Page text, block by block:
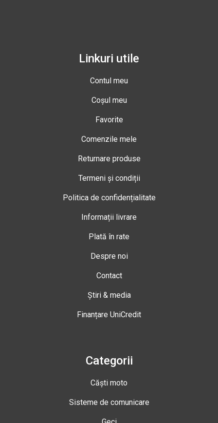
Linkuri utile
Contul meu
Coșul meu
Favorite
Comenzile mele
Returnare produse
Termeni și condiții
Politica de confidențialitate
Informații livrare
Plată în rate
Despre noi
Contact
Știri & media
Finanțare UniCredit
Categorii
Căști moto
Sisteme de comunicare